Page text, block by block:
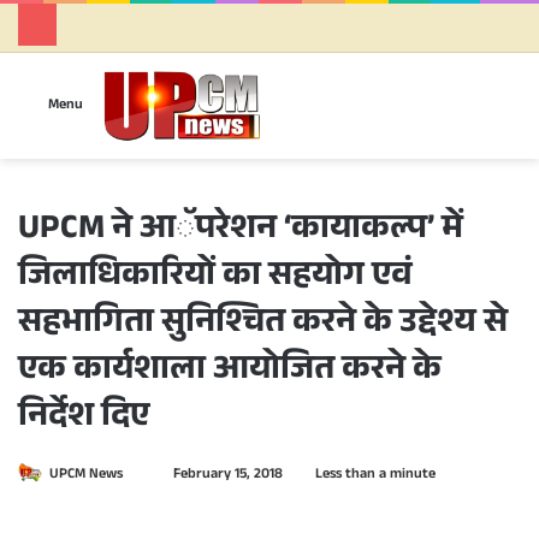
Menu
UPCM ने आॅपरेशन ‘कायाकल्प’ में
जिलाधिकारियों का सहयोग एवं
सहभागिता सुनिश्चित करने के उद्देश्य से
एक कार्यशाला आयोजित करने के
निर्देश दिए
UPCM News February 15, 2018 Less than a minute